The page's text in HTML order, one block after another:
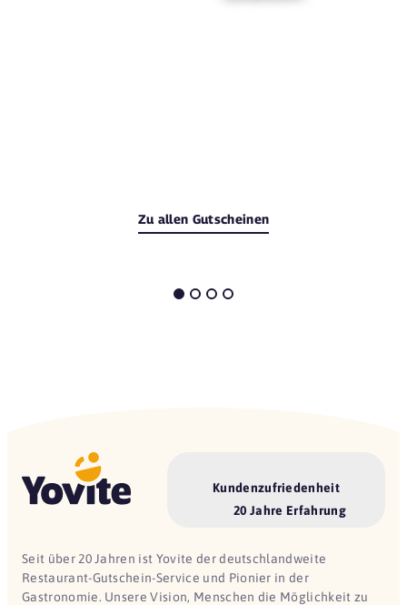
Zu allen Gutscheinen
Kundenzufriedenheit
20 Jahre Erfahrung
Seit über 20 Jahren ist Yovite der deutschlandweite
Restaurant-Gutschein-Service und Pionier in der
Gastronomie. Unsere Vision, Menschen die Möglichkeit zu